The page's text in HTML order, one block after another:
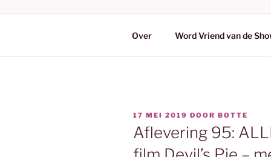
Over Word Vriend van de
GEPLAATST
OP
17 MEI 2019 DOOR BOTTE
Aflevering 95: